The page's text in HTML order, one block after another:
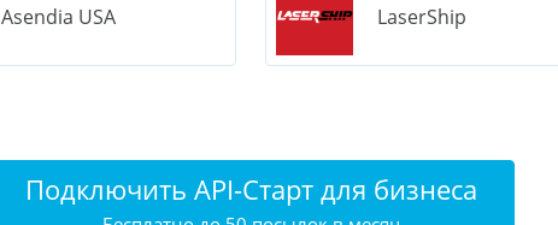
Asendia USA LaserShip
Подключить API-Старт для бизнеса